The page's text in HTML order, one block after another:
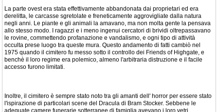
La parte ovest era stata effettivamente abbandonata dai proprietari ed era
derelitta, le carcasse sgretolate e freneticamente aggrovigliate dalla natura
negli anni. Le piante e gli animali la amavano, ma non molta gente la pensava
allo stesso modo. I ragazzi e i meno ingenui cercatori di brividi oltrepassavano
le rovine, commettendo profanazione e vandalismo, e ogni tipo di attività
occulta prese luogo tra queste mura. Questo andamento di fatti cambiò nel
1975 quando il cimitero fu messo sotto il controllo dei Friends of Highgate, e
benchè il loro regime era polemico, almeno l'arbitraria distruzione e il facile
accesso furono limitati.
Inoltre, il cimitero è sempre stato noto tra gli amanti dell' horror per essere stato
l'ispirazione di particolari scene del Dracula di Bram Stocker. Sebbene le
adeguate camere funerarie sotterranee di famiglia avevano i loro vetri,